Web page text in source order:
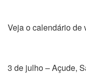
Veja o calendário de
3 de julho – Açude,